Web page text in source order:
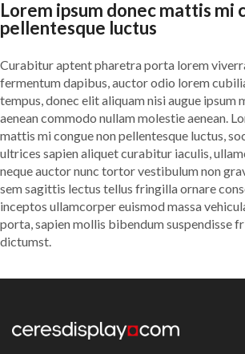
Lorem ipsum donec mattis mi
pellentesque luctus
Curabitur aptent pharetra porta lorem
fermentum dapibus, auctor odio lorem
tempus, donec elit aliquam nisi augue ipsum
aenean commodo nullam molestie aenean.
mattis mi congue non pellentesque luctus,
ultrices sapien aliquet curabitur iaculis,
neque auctor nunc tortor vestibulum non
sem sagittis lectus tellus fringilla ornare
inceptos ullamcorper euismod massa
porta, sapien mollis bibendum suspendisse
dictumst.